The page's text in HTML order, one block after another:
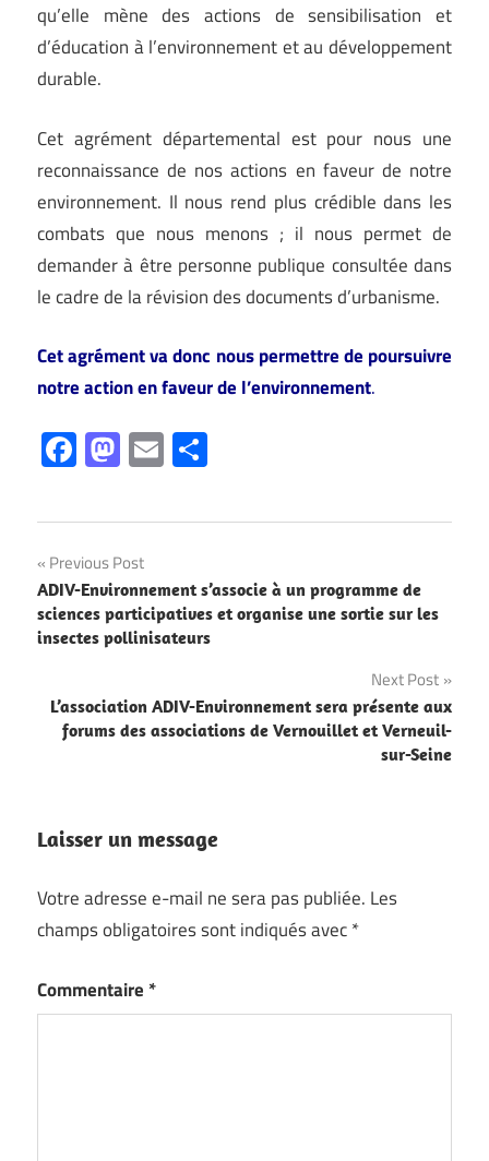
qu’elle mène des actions de sensibilisation et
d’éducation à l’environnement et au développement
durable.
Cet agrément départemental est pour nous une
reconnaissance de nos actions en faveur de notre
environnement. Il nous rend plus crédible dans les
combats que nous menons ; il nous permet de
demander à être personne publique consultée dans
le cadre de la révision des documents d’urbanisme.
Cet agrément va donc nous permettre de poursuivre
notre action en faveur de l’environnement.
Facebook
Mastodon
Email
Navigation
de
l’article
Previous Post
ADIV-Environnement s’associe à un programme de
sciences participatives et organise une sortie sur les
insectes pollinisateurs
Next Post
L’association ADIV-Environnement sera présente aux
forums des associations de Vernouillet et Verneuil-
sur-Seine
Laisser un message
Votre adresse e-mail ne sera pas publiée. Les
champs obligatoires sont indiqués avec*
Commentaire *